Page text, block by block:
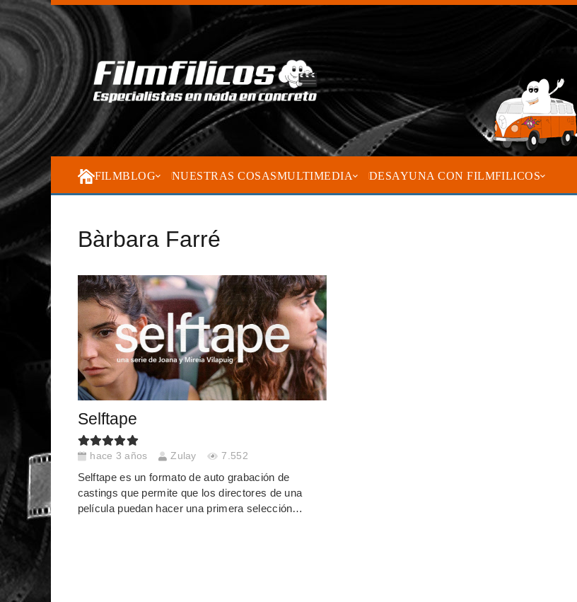
FILMBLOG NUESTRAS COSASMULTIMEDIA DESAYUNA CON FILMFILICOS
Bàrbara Farré
Selftape
hace 3 años Zulay 7.552
Selftape es un formato de auto grabación de
castings que permite que los directores de una
película puedan hacer una primera selección…